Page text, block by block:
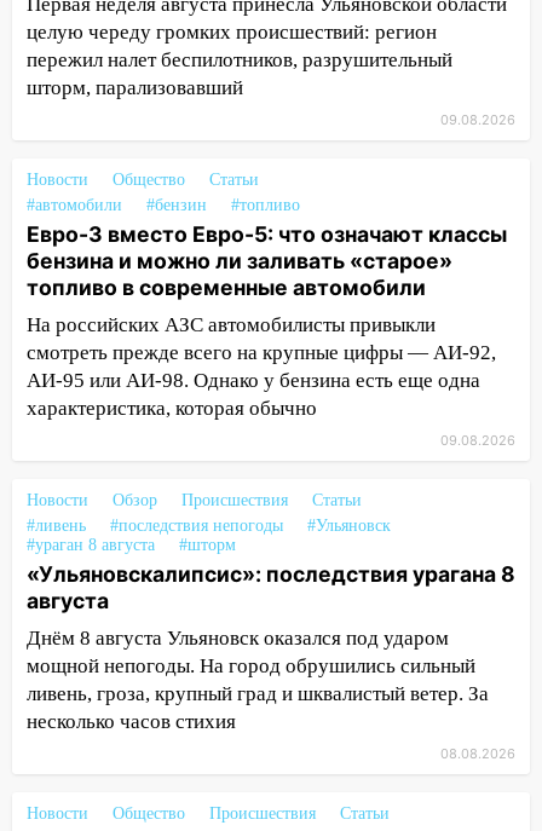
заблокировало в машине двух женщин
17:15 В Ульяновской области
ремонтируют девять мостов: один уже
готов, ещё два — почти завершены
урагана 8 августа
16:38
Прогноз погоды в Ульяновской
области на 9 августа
16:34 Из-за мощной непогоды в
Ульяновске отменили фестиваль «Наше
время»
16:17 Мелекесский район первым в
Ульяновской области намолотил более
15:17
В колледжи и техникумы
Ульяновской области подали более 10
тысяч заявлений
15:04 Фоторепортаж с улиц Ульяновска
после шторма: поваленные деревья и
затопленные улицы
14:28
Ураган вырвал остановку на улице
Деева в Заволжье
дождавшись коммунальщиков
целую череду громких происшествий: регион
пережил налет беспилотников, разрушительный
шторм, парализовавший
09.08.2026
Новости Общество
Статьи
#автомобили
#бензин #топливо
Евро-3 вместо Евро-5: что означают классы
бензина и можно ли заливать «старое»
топливо в современные автомобили
На российских АЗС автомобилисты привыкли
смотреть прежде всего на крупные цифры — АИ-92,
АИ-95 или АИ-98. Однако у бензина есть еще одна
характеристика, которая обычно
09.08.2026
Новости Обзор Происшествия
Статьи
#ливень
#последствия непогоды
#Ульяновск
#ураган 8 августа
#шторм
«Ульяновскалипсис»: последствия урагана 8
августа
Днём 8 августа Ульяновск оказался под ударом
мощной непогоды. На город обрушились сильный
ливень, гроза, крупный град и шквалистый ветер. За
несколько часов стихия
08.08.2026
Новости Общество Происшествия
Статьи